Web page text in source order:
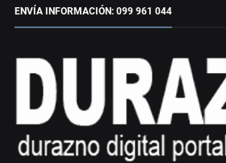
ENVÍA INFORMACIÓN: 099 961 044